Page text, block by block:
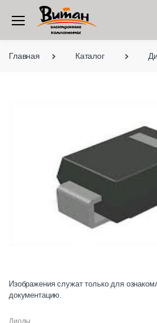
Главная Каталог
Изображения служат только для
документацию.
Диоды